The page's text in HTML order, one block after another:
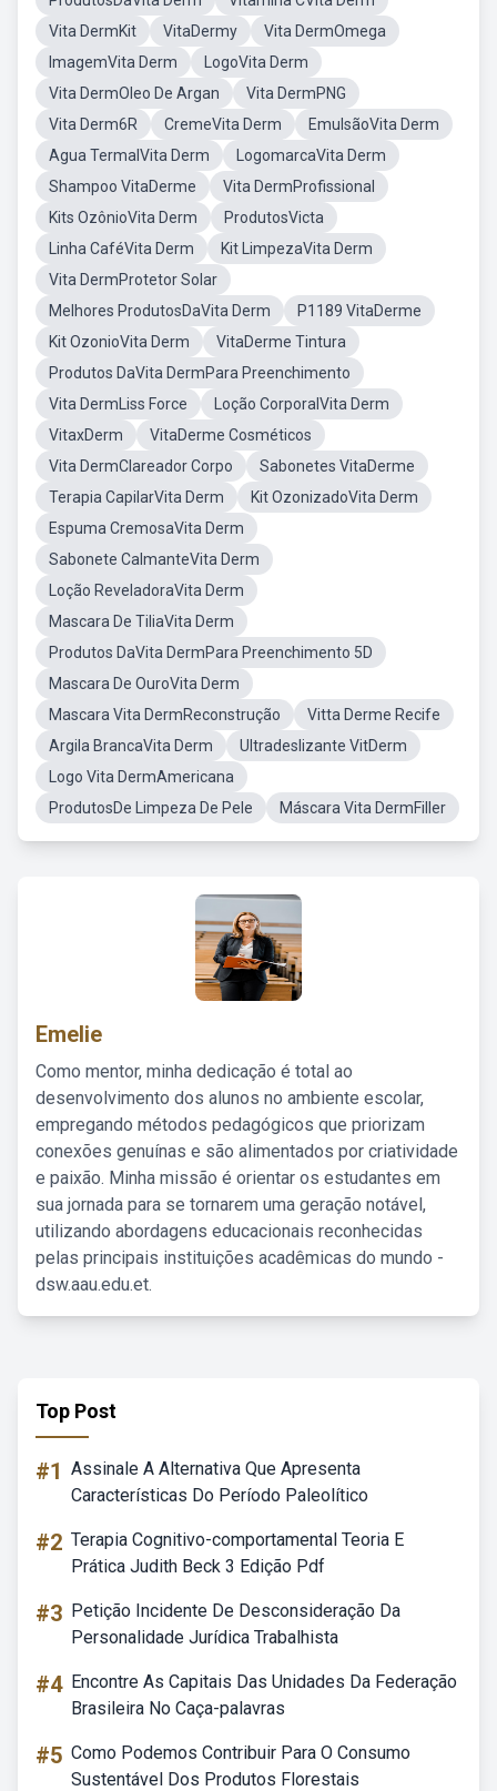
Vita DermKit
VitaDermy
Vita DermOmega
ImagemVita Derm
LogoVita Derm
Vita DermOleo De Argan
Vita DermPNG
Vita Derm6R
CremeVita Derm
EmulsãoVita Derm
Agua TermalVita Derm
LogomarcaVita Derm
Shampoo VitaDerme
Vita DermProfissional
Kits OzônioVita Derm
ProdutosVicta
Linha CaféVita Derm
Kit LimpezaVita Derm
Vita DermProtetor Solar
Melhores ProdutosDaVita Derm
P1189 VitaDerme
Kit OzonioVita Derm
VitaDerme Tintura
Produtos DaVita DermPara Preenchimento
Vita DermLiss Force
Loção CorporalVita Derm
VitaxDerm
VitaDerme Cosméticos
Vita DermClareador Corpo
Sabonetes VitaDerme
Terapia CapilarVita Derm
Kit OzonizadoVita Derm
Espuma CremosaVita Derm
Sabonete CalmanteVita Derm
Loção ReveladoraVita Derm
Mascara De TiliaVita Derm
Produtos DaVita DermPara Preenchimento 5D
Mascara De OuroVita Derm
Mascara Vita DermReconstrução
Vitta Derme Recife
Argila BrancaVita Derm
Ultradeslizante VitDerm
Logo Vita DermAmericana
ProdutosDe Limpeza De Pele
Máscara Vita DermFiller
Emelie
Como mentor, minha dedicação é total ao
desenvolvimento dos alunos no ambiente escolar,
empregando métodos pedagógicos que priorizam
conexões genuínas e são alimentados por criatividade
e paixão. Minha missão é orientar os estudantes em
sua jornada para se tornarem uma geração notável,
utilizando abordagens educacionais reconhecidas
pelas principais instituições acadêmicas do mundo -
dsw.aau.edu.et.
Top Post
#1 Assinale A Alternativa Que Apresenta
Características Do Período Paleolítico
#2 Terapia Cognitivo-comportamental Teoria E
Prática Judith Beck 3 Edição Pdf
#3 Petição Incidente De Desconsideração Da
Personalidade Jurídica Trabalhista
#4 Encontre As Capitais Das Unidades Da Federação
Brasileira No Caça-palavras
#5 Como Podemos Contribuir Para O Consumo
Sustentável Dos Produtos Florestais